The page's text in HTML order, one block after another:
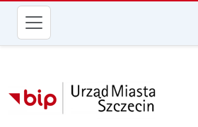
przejdź do głównego menu